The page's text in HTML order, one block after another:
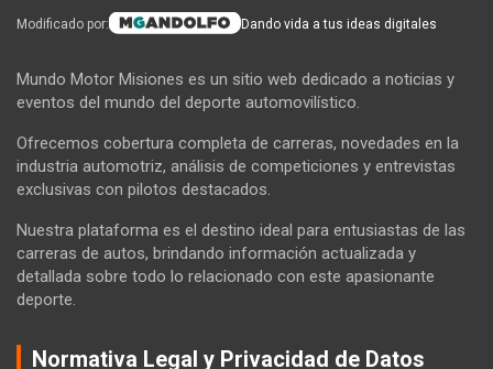
Modificado por: Dando vida a tus ideas digitales
Mundo Motor Misiones es un sitio web dedicado a noticias y
eventos del mundo del deporte automovilístico.
Ofrecemos cobertura completa de carreras, novedades en la
industria automotriz, análisis de competiciones y entrevistas
exclusivas con pilotos destacados.
Nuestra plataforma es el destino ideal para entusiastas de las
carreras de autos, brindando información actualizada y
detallada sobre todo lo relacionado con este apasionante
deporte.
Normativa Legal y Privacidad de Datos